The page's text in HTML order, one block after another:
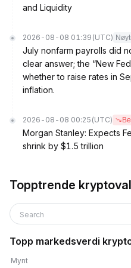
and Liquidity
2026-08-08 01:39 (UTC)
July nonfarm payrolls did
clear answer; the “New
whether to raise rates in
inflation.
2026-08-08 00:25 (UTC)
Morgan Stanley: Expects
shrink by $1.5 trillion
Topptrende
Search
Topp markedsverdi
Mynt